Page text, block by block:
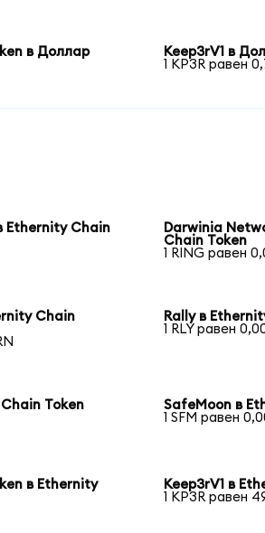
в Доллар
Keep3rV1 в
1 KP3R равен
Ethernity Chain
Darwinia
Chain Token
1 RING равен
Chain
Rally в
1 RLY равен
Token
SafeMoon в
1 SFM равен
в Ethernity
Keep3rV1 в
1 KP3R равен